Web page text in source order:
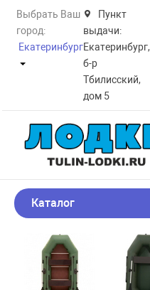
Выбрать Ваш
город:
Екатеринбург
Пункт
выдачи:
Екатеринбург,
б-р
Тбилисский,
дом 5
Каталог